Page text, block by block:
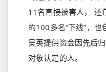
11名直接被害人， 还
的100多名“下线”，
吴英提供资金因先后
对象认定的人。